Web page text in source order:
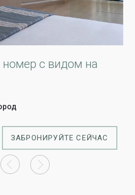
с видом на
ЗАБРОНИРУЙТЕ СЕЙЧАС